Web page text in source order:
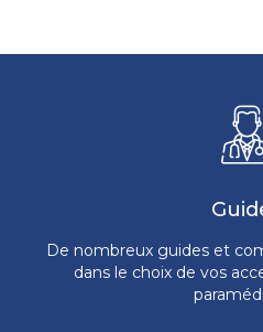
De nombreux guides et
dans le choix de vos